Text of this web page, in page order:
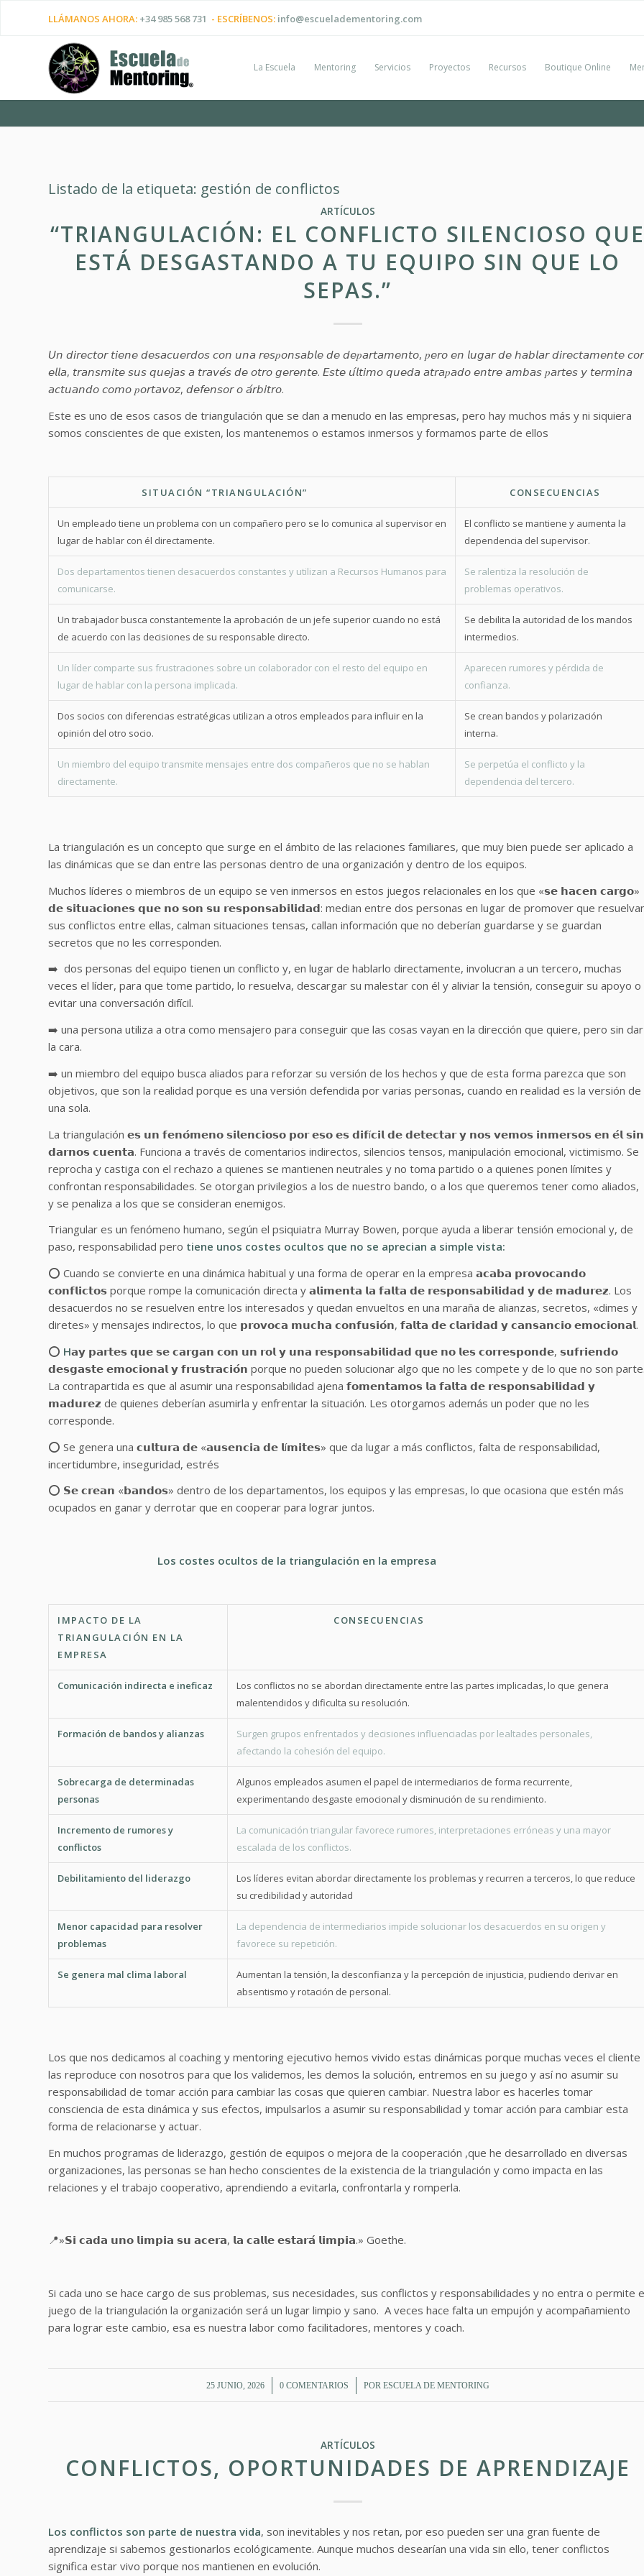
LLÁMANOS AHORA: +34 985 568 731 - ESCRÍBENOS: info@escueladementoring.com
La Escuela Mentoring Servicios Proyectos Recursos Boutique Online
Listado de la etiqueta: gestión de conflictos
ARTÍCULOS
“TRIANGULACIÓN: EL CONFLICTO SILENCIOSO
ESTÁ DESGASTANDO A TU EQUIPO SIN QUE LO
SEPAS.”
𝘜𝘯 𝘥𝘪𝘳𝘦𝘤𝘵𝘰𝘳 𝘵𝘪𝘦𝘯𝘦 𝘥𝘦𝘴𝘢𝘤𝘶𝘦𝘳𝘥𝘰𝘴 𝘤𝘰𝘯 𝘶𝘯𝘢 𝘳𝘦𝘴𝑝𝘰𝘯𝘴𝘢𝘣𝘭𝘦 𝘥𝘦 𝘥𝘦𝑝𝘢𝘳𝘵𝘢𝘮𝘦𝘯𝘵𝘰, 𝑝𝘦𝘳𝘰 𝘦𝘯 𝘭𝘶𝘨𝘢𝘳 𝘥𝘦 𝘩𝘢𝘣𝘭𝘢𝘳 𝘥𝘪𝘳𝘦𝘤𝘵𝘢𝘮𝘦𝘯𝘵𝘦
𝘦𝘭𝘭𝘢, 𝘵𝘳𝘢𝘯𝘴𝘮𝘪𝘵𝘦 𝘴𝘶𝘴 𝘲𝘶𝘦𝘫𝘢𝘴 𝘢 𝘵𝘳𝘢𝘷𝘦́𝘴 𝘥𝘦 𝘰𝘵𝘳𝘰 𝘨𝘦𝘳𝘦𝘯𝘵𝘦. 𝘌𝘴𝘵𝘦 𝘶́𝘭𝘵𝘪𝘮𝘰 𝘲𝘶𝘦𝘥𝘢 𝘢𝘵𝘳𝘢𝑝𝘢𝘥𝘰 𝘦𝘯𝘵𝘳𝘦 𝘢𝘮𝘣𝘢𝘴 𝑝𝘢𝘳𝘵𝘦𝘴 𝘺 𝘵𝘦𝘳𝘮𝘪𝘯𝘢
𝘢𝘤𝘵𝘶𝘢𝘯𝘥𝘰 𝘤𝘰𝘮𝘰 𝑝𝘰𝘳𝘵𝘢𝘷𝘰𝘻, 𝘥𝘦𝘧𝘦𝘯𝘴𝘰𝘳 𝘰 𝘢́𝘳𝘣𝘪𝘵𝘳𝘰.
Este es uno de esos casos de triangulación que se dan a menudo en las empresas, pero hay muchos más y ni siquiera
somos conscientes de que existen, los mantenemos o estamos inmersos y formamos parte de ellos
SITUACIÓN “TRIANGULACIÓN” CONSECUENCIAS
Un empleado tiene un problema con un compañero pero se lo comunica al supervisor en
lugar de hablar con él directamente.
El conflicto se mantiene y aumenta la
dependencia del supervisor.
Dos departamentos tienen desacuerdos constantes y utilizan a Recursos Humanos para
comunicarse.
Se ralentiza la resolución de
problemas operativos.
Un trabajador busca constantemente la aprobación de un jefe superior cuando no está
de acuerdo con las decisiones de su responsable directo.
Se debilita la autoridad de los mandos
intermedios.
Un líder comparte sus frustraciones sobre un colaborador con el resto del equipo en
lugar de hablar con la persona implicada.
Aparecen rumores y pérdida de
confianza.
Dos socios con diferencias estratégicas utilizan a otros empleados para influir en la
opinión del otro socio.
Se crean bandos y polarización
interna.
Un miembro del equipo transmite mensajes entre dos compañeros que no se hablan
directamente.
Se perpetúa el conflicto y la
dependencia del tercero.
La triangulación es un concepto que surge en el ámbito de las relaciones familiares, que muy bien puede ser aplicado a
las dinámicas que se dan entre las personas dentro de una organización y dentro de los equipos.
Muchos líderes o miembros de un equipo se ven inmersos en estos juegos relacionales en los que «𝘀𝗲 𝗵𝗮𝗰𝗲𝗻 𝗰𝗮𝗿𝗴𝗼»
𝗱𝗲 𝘀𝗶𝘁𝘂𝗮𝗰𝗶𝗼𝗻𝗲𝘀 𝗾𝘂𝗲 𝗻𝗼 𝘀𝗼𝗻 𝘀𝘂 𝗿𝗲𝘀𝗽𝗼𝗻𝘀𝗮𝗯𝗶𝗹𝗶𝗱𝗮𝗱: median entre dos personas en lugar de promover que
sus conflictos entre ellas, calman situaciones tensas, callan información que no deberían guardarse y se guardan
secretos que no les corresponden.
➡️ dos personas del equipo tienen un conflicto y, en lugar de hablarlo directamente, involucran a un tercero, muchas
veces el líder, para que tome partido, lo resuelva, descargar su malestar con él y aliviar la tensión, conseguir su apoyo o
evitar una conversación difícil.
➡️ una persona utiliza a otra como mensajero para conseguir que las cosas vayan en la dirección que quiere, pero sin dar
la cara.
➡️ un miembro del equipo busca aliados para reforzar su versión de los hechos y que de esta forma parezca que son
objetivos, que son la realidad porque es una versión defendida por varias personas, cuando en realidad es la versión de
una sola.
La triangulación 𝗲𝘀 𝘂𝗻 𝗳𝗲𝗻𝗼́𝗺𝗲𝗻𝗼 𝘀𝗶𝗹𝗲𝗻𝗰𝗶𝗼𝘀𝗼 𝗽𝗼𝗿 𝗲𝘀𝗼 𝗲𝘀 𝗱𝗶𝗳í𝗰𝗶𝗹 𝗱𝗲 𝗱𝗲𝘁𝗲𝗰𝘁𝗮𝗿 𝘆 𝗻𝗼𝘀 𝘃𝗲𝗺𝗼𝘀 𝗶𝗻𝗺𝗲𝗿𝘀𝗼𝘀 𝗲𝗻 𝗲́𝗹 𝘀𝗶𝗻
𝗱𝗮𝗿𝗻𝗼𝘀 𝗰𝘂𝗲𝗻𝘁𝗮. Funciona a través de comentarios indirectos, silencios tensos, manipulación emocional, victimismo. Se
reprocha y castiga con el rechazo a quienes se mantienen neutrales y no toma partido o a quienes ponen límites y
confrontan responsabilidades. Se otorgan privilegios a los de nuestro bando, o a los que queremos tener como aliados,
y se penaliza a los que se consideran enemigos.
Triangular es un fenómeno humano, según el psiquiatra Murray Bowen, porque ayuda a liberar tensión emocional y, de
paso, responsabilidad pero tiene unos costes ocultos que no se aprecian a simple vista:
⭕ Cuando se convierte en una dinámica habitual y una forma de operar en la empresa 𝗮𝗰𝗮𝗯𝗮 𝗽𝗿𝗼𝘃𝗼𝗰𝗮𝗻𝗱𝗼
𝗰𝗼𝗻𝗳𝗹𝗶𝗰𝘁𝗼𝘀 porque rompe la comunicación directa y 𝗮𝗹𝗶𝗺𝗲𝗻𝘁𝗮 𝗹𝗮 𝗳𝗮𝗹𝘁𝗮 𝗱𝗲 𝗿𝗲𝘀𝗽𝗼𝗻𝘀𝗮𝗯𝗶𝗹𝗶𝗱𝗮𝗱 𝘆 𝗱𝗲 𝗺𝗮𝗱𝘂𝗿𝗲𝘇. Los
desacuerdos no se resuelven entre los interesados y quedan envueltos en una maraña de alianzas, secretos, «dimes y
diretes» y mensajes indirectos, lo que 𝗽𝗿𝗼𝘃𝗼𝗰𝗮 𝗺𝘂𝗰𝗵𝗮 𝗰𝗼𝗻𝗳𝘂𝘀𝗶𝗼́𝗻, 𝗳𝗮𝗹𝘁𝗮 𝗱𝗲 𝗰𝗹𝗮𝗿𝗶𝗱𝗮𝗱 𝘆 𝗰𝗮𝗻𝘀𝗮𝗻𝗰𝗶𝗼 𝗲𝗺𝗼𝗰𝗶𝗼𝗻𝗮𝗹.
⭕ H𝗮𝘆 𝗽𝗮𝗿𝘁𝗲𝘀 𝗾𝘂𝗲 𝘀𝗲 𝗰𝗮𝗿𝗴𝗮𝗻 𝗰𝗼𝗻 𝘂𝗻 𝗿𝗼𝗹 𝘆 𝘂𝗻𝗮 𝗿𝗲𝘀𝗽𝗼𝗻𝘀𝗮𝗯𝗶𝗹𝗶𝗱𝗮𝗱 𝗾𝘂𝗲 𝗻𝗼 𝗹𝗲𝘀 𝗰𝗼𝗿𝗿𝗲𝘀𝗽𝗼𝗻𝗱𝗲, 𝘀𝘂𝗳𝗿𝗶𝗲𝗻𝗱𝗼
𝗱𝗲𝘀𝗴𝗮𝘀𝘁𝗲 𝗲𝗺𝗼𝗰𝗶𝗼𝗻𝗮𝗹 𝘆 𝗳𝗿𝘂𝘀𝘁𝗿𝗮𝗰𝗶𝗼́𝗻 porque no pueden solucionar algo que no les compete y de lo que no son
La contrapartida es que al asumir una responsabilidad ajena 𝗳𝗼𝗺𝗲𝗻𝘁𝗮𝗺𝗼𝘀 𝗹𝗮 𝗳𝗮𝗹𝘁𝗮 𝗱𝗲 𝗿𝗲𝘀𝗽𝗼𝗻𝘀𝗮𝗯𝗶𝗹𝗶𝗱𝗮𝗱 𝘆
𝗺𝗮𝗱𝘂𝗿𝗲𝘇 de quienes deberían asumirla y enfrentar la situación. Les otorgamos además un poder que no les
corresponde.
⭕ Se genera una 𝗰𝘂𝗹𝘁𝘂𝗿𝗮 𝗱𝗲 «𝗮𝘂𝘀𝗲𝗻𝗰𝗶𝗮 𝗱𝗲 𝗹í𝗺𝗶𝘁𝗲𝘀» que da lugar a más conflictos, falta de responsabilidad,
incertidumbre, inseguridad, estrés
⭕ 𝗦𝗲 𝗰𝗿𝗲𝗮𝗻 «𝗯𝗮𝗻𝗱𝗼𝘀» dentro de los departamentos, los equipos y las empresas, lo que ocasiona que estén más
ocupados en ganar y derrotar que en cooperar para lograr juntos.
Los costes ocultos de la triangulación en la empresa
IMPACTO DE LA
TRIANGULACIÓN EN LA
EMPRESA
CONSECUENCIAS
Comunicación indirecta e ineficaz
Los conflictos no se abordan directamente entre las partes implicadas, lo que genera
malentendidos y dificulta su resolución.
Formación de bandos y alianzas
Surgen grupos enfrentados y decisiones influenciadas por lealtades personales,
afectando la cohesión del equipo.
Sobrecarga de determinadas
personas
Algunos empleados asumen el papel de intermediarios de forma recurrente,
experimentando desgaste emocional y disminución de su rendimiento.
Incremento de rumores y
conflictos
La comunicación triangular favorece rumores, interpretaciones erróneas y una mayor
escalada de los conflictos.
Debilitamiento del liderazgo
Los líderes evitan abordar directamente los problemas y recurren a terceros, lo que reduce
su credibilidad y autoridad
Menor capacidad para resolver
problemas
La dependencia de intermediarios impide solucionar los desacuerdos en su origen y
favorece su repetición.
Se genera mal clima laboral
Aumentan la tensión, la desconfianza y la percepción de injusticia, pudiendo derivar en
absentismo y rotación de personal.
Los que nos dedicamos al coaching y mentoring ejecutivo hemos vivido estas dinámicas porque muchas veces el cliente
las reproduce con nosotros para que los validemos, les demos la solución, entremos en su juego y así no asumir su
responsabilidad de tomar acción para cambiar las cosas que quieren cambiar. Nuestra labor es hacerles tomar
consciencia de esta dinámica y sus efectos, impulsarlos a asumir su responsabilidad y tomar acción para cambiar esta
forma de relacionarse y actuar.
En muchos programas de liderazgo, gestión de equipos o mejora de la cooperación ,que he desarrollado en diversas
organizaciones, las personas se han hecho conscientes de la existencia de la triangulación y como impacta en las
relaciones y el trabajo cooperativo, aprendiendo a evitarla, confrontarla y romperla.
📍»𝗦𝗶 𝗰𝗮𝗱𝗮 𝘂𝗻𝗼 𝗹𝗶𝗺𝗽𝗶𝗮 𝘀𝘂 𝗮𝗰𝗲𝗿𝗮, 𝗹𝗮 𝗰𝗮𝗹𝗹𝗲 𝗲𝘀𝘁𝗮𝗿𝗮́ 𝗹𝗶𝗺𝗽𝗶𝗮.» Goethe.
Si cada uno se hace cargo de sus problemas, sus necesidades, sus conflictos y responsabilidades y no entra o permite
juego de la triangulación la organización será un lugar limpio y sano. A veces hace falta un empujón y acompañamiento
para lograr este cambio, esa es nuestra labor como facilitadores, mentores y coach.
25 JUNIO, 2026
/ 0 COMENTARIOS
/ POR ESCUELA DE MENTORING
ARTÍCULOS
CONFLICTOS, OPORTUNIDADES DE APRENDIZAJE
Los conflictos son parte de nuestra vida, son inevitables y nos retan, por eso pueden ser una gran fuente de
aprendizaje si sabemos gestionarlos ecológicamente. Aunque muchos desearían una vida sin ello, tener conflictos
significa estar vivo porque nos mantienen en evolución.